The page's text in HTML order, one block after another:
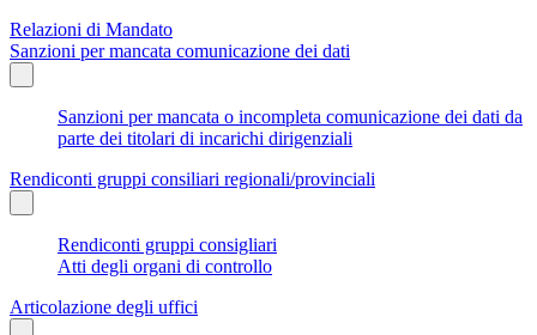
Relazioni di Mandato
Sanzioni per mancata comunicazione dei dati
Sanzioni per mancata o incompleta comunicazione dei dati da
parte dei titolari di incarichi dirigenziali
Rendiconti gruppi consiliari regionali/provinciali
Rendiconti gruppi consigliari
Atti degli organi di controllo
Articolazione degli uffici